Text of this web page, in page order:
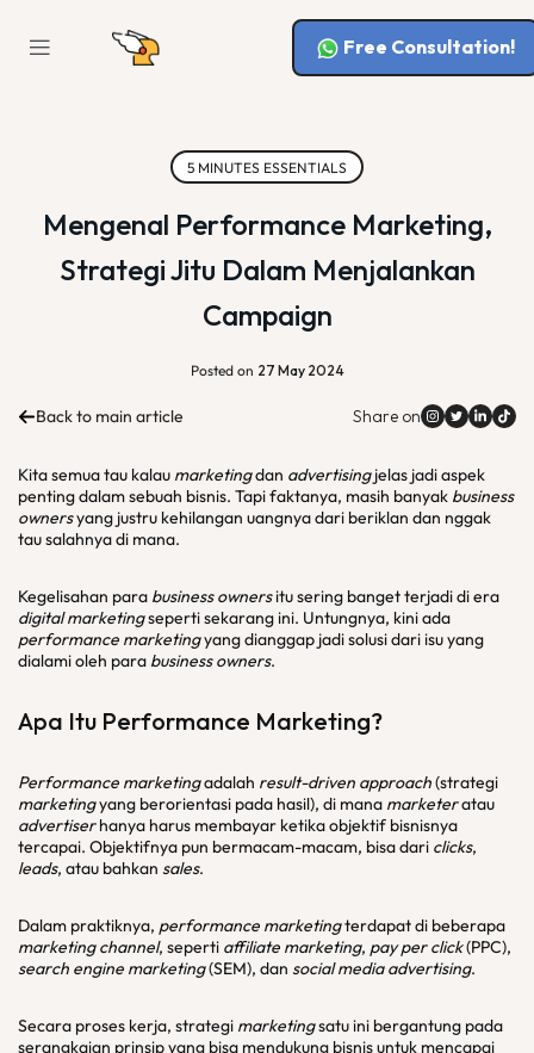
Free Consultation!
5 MINUTES ESSENTIALS
Mengenal Performance Marketing,
Strategi Jitu Dalam Menjalankan
Campaign
Posted on 27 May 2024
Back to main article Share on
Kita semua tau kalau marketingdan advertisingjelas jadi aspek
penting dalam sebuah bisnis. Tapi faktanya, masih banyak business
ownersyang justru kehilangan uangnya dari beriklan dan nggak
tau salahnya di mana.
Kegelisahan para business ownersitu sering banget terjadi di era
digital marketingseperti sekarang ini. Untungnya, kini ada
performance marketingyang dianggap jadi solusi dari isu yang
dialami oleh para business owners.
Apa Itu Performance Marketing?
Performance marketingadalah result-driven approach(strategi
marketingyang berorientasi pada hasil), di mana marketeratau
advertiserhanya harus membayar ketika objektif bisnisnya
tercapai. Objektifnya pun bermacam-macam, bisa dari clicks,
leads, atau bahkan sales.
Dalam praktiknya, performance marketingterdapat di beberapa
marketing channel, seperti affiliate marketing, pay per click(PPC),
search engine marketing(SEM), dan social media advertising.
Secara proses kerja, strategi marketingsatu ini bergantung pada
serangkaian prinsip yang bisa mendukung bisnis untuk mencapai